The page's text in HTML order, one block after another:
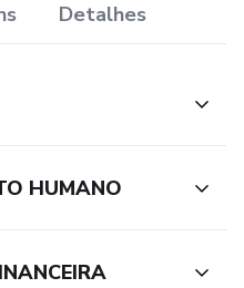
Detalhes
HUMANO